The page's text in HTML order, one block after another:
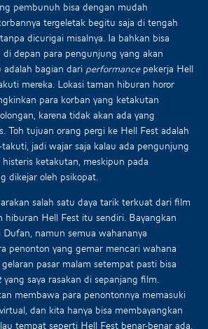
pembunuh bisa dengan mudah
tergeletak begitu saja di tengah
dicurigai misalnya. Ia bahkan bisa
di depan para pengunjung yang akan
bagian dari performancepekerja Hell
mereka. Lokasi taman hiburan horor
para korban yang ketakutan
karena tidak akan ada yang
Toh tujuan orang pergi ke Hell Fest adalah
jadi wajar saja kalau ada pengunjung
ketakutan, meskipun pada
dikejar oleh psikopat.
salah satu daya tarik terkuat dari film
hiburan Hell Fest itu sendiri. Bayangkan
namun semua wahananya
penonton yang gemar mencari wahana
pasar malam setempat pasti bisa
yang saya rasakan di sepanjang film.
membawa para penontonnya memasuki
dan kita hanya bisa membayangkan
tempat seperti Hell Fest benar-benar ada,